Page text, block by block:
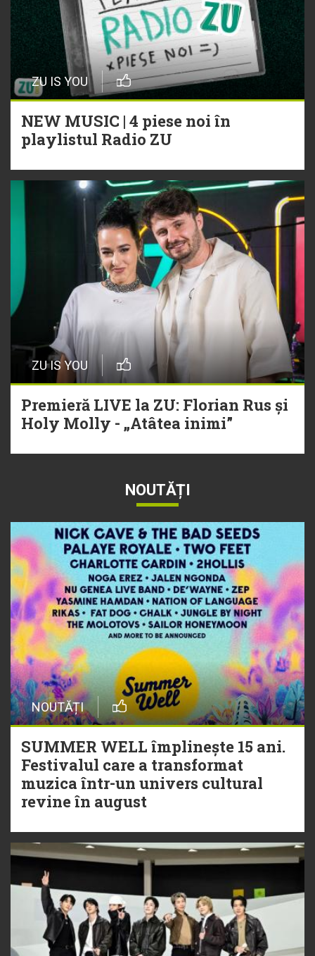
ZU IS YOU
NEW MUSIC | 4 piese noi în
playlistul Radio ZU
ZU IS YOU
Premieră LIVE la ZU: Florian Rus și
Holy Molly - „Atâtea inimi”
NOUTĂȚI
NOUTĂȚI
SUMMER WELL împlinește 15 ani.
Festivalul care a transformat
muzica într-un univers cultural
revine în august